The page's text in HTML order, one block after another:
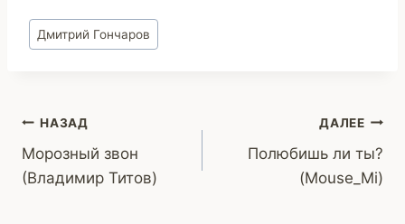
Метки
записи:
Дмитрий Гончаров
Навигация
по
записям
НАЗАД
Морозный звон
(Владимир Титов)
ДАЛЕЕ
Полюбишь ли ты?
(Mouse_Mi)